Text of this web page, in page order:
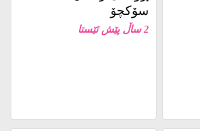
2 ساڵ پێش ئێستا
ڕاپۆرت کتێب